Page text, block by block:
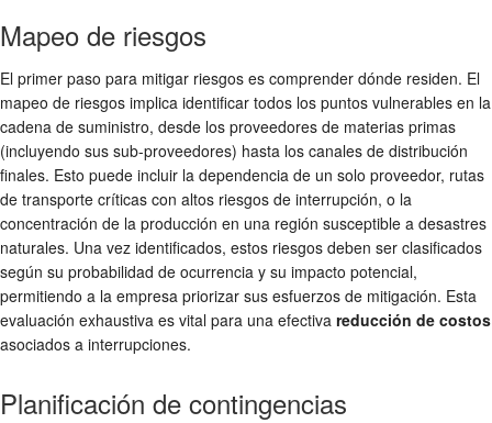
Mapeo de riesgos
El primer paso para mitigar riesgos es comprender dónde residen. El
mapeo de riesgos implica identificar todos los puntos vulnerables en la
cadena de suministro, desde los proveedores de materias primas
(incluyendo sus sub-proveedores) hasta los canales de distribución
finales. Esto puede incluir la dependencia de un solo proveedor, rutas
de transporte críticas con altos riesgos de interrupción, o la
concentración de la producción en una región susceptible a desastres
naturales. Una vez identificados, estos riesgos deben ser clasificados
según su probabilidad de ocurrencia y su impacto potencial,
permitiendo a la empresa priorizar sus esfuerzos de mitigación. Esta
evaluación exhaustiva es vital para una efectiva reducción de costos
asociados a interrupciones.
Planificación de contingencias